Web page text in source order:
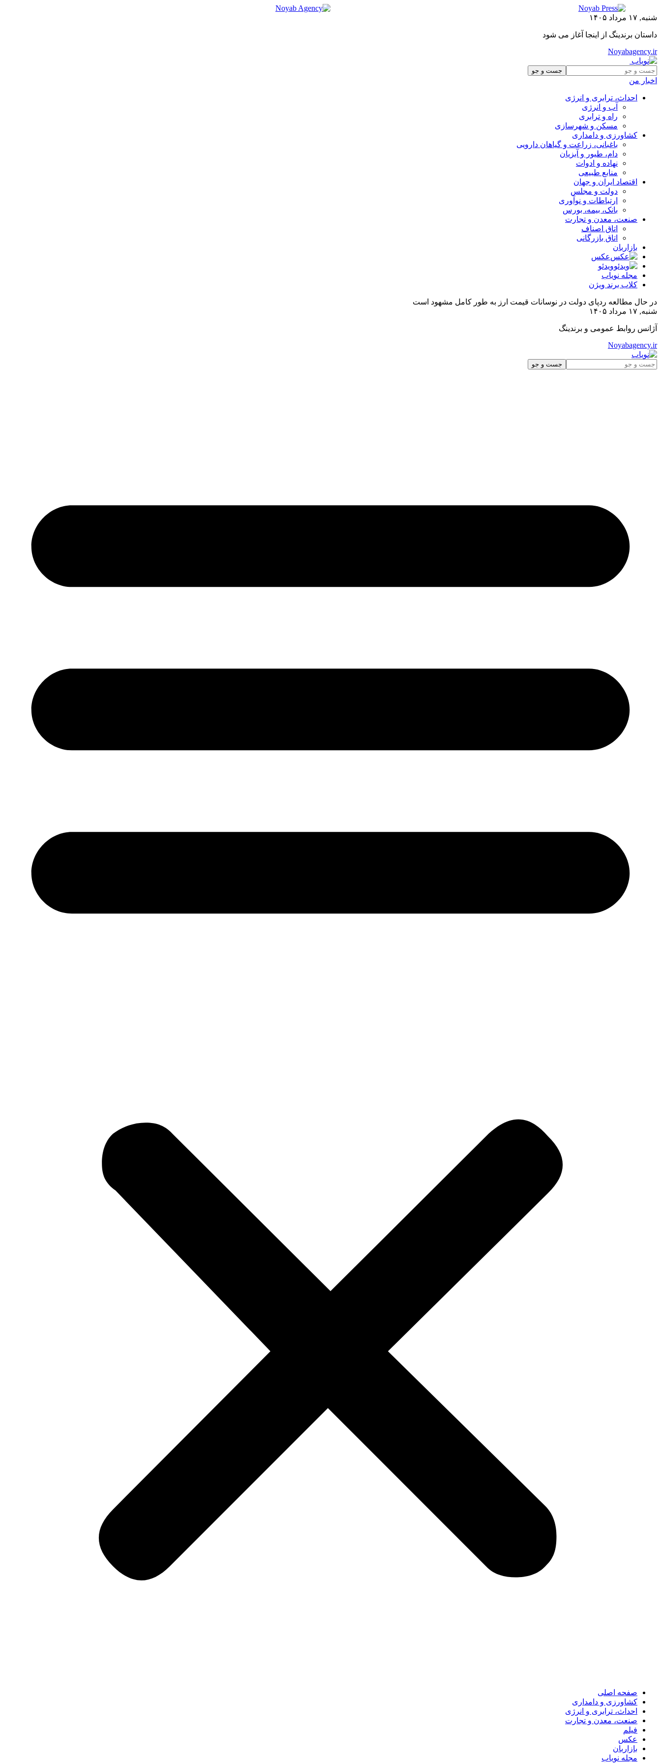
شنبه, ۱۷ مرداد ۱۴۰۵
داستان برندینگ از اینجا آغاز می شود
Noyabagency.ir
اخبار من
احداث، ترابری و انرژی
آب و انرژی
راه و ترابری
مسکن و شهرسازی
کشاورزی و دامداری
باغبانی، زراعت و گیاهان دارویی
دام، طیور و آبزیان
نهاده و ادوات
منابع طبیعی
اقتصاد ایران و جهان
دولت و مجلس
ارتباطات و نوآوری
بانک، بیمه، بورس
صنعت، معدن و تجارت
اتاق اصناف
اتاق بازرگانی
بازاربان
عکس
ویدئو
مجله نویاب
کلاب برند ویژن
در حال مطالعه ردپای دولت در نوسانات قیمت ارز به طور کامل مشهود است
شنبه, ۱۷ مرداد ۱۴۰۵
آژانس روابط عمومی و برندینگ
Noyabagency.ir
صفحه اصلی
کشاورزی و دامداری
احداث، ترابری و انرژی
صنعت، معدن و تجارت
فیلم
عکس
بازاربان
مجله نویاب